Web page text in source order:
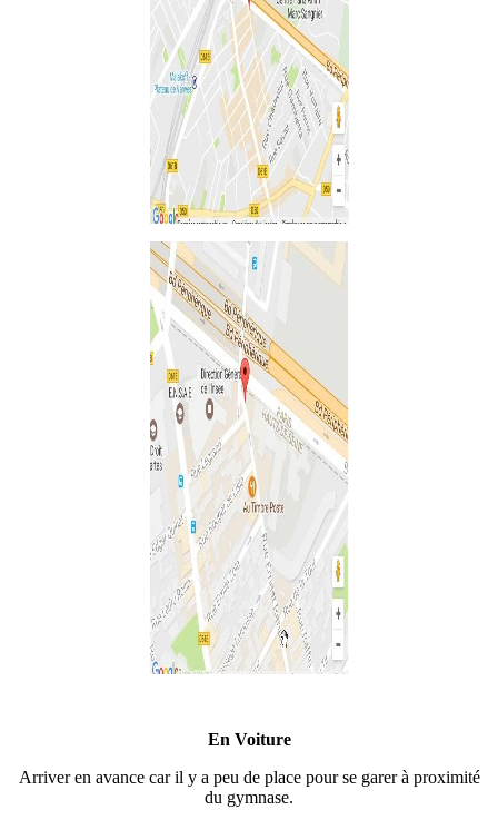
En Voiture
Arriver en avance car il y a peu de place pour se garer à proximité
du gymnase.